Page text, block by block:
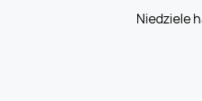
Niedziele